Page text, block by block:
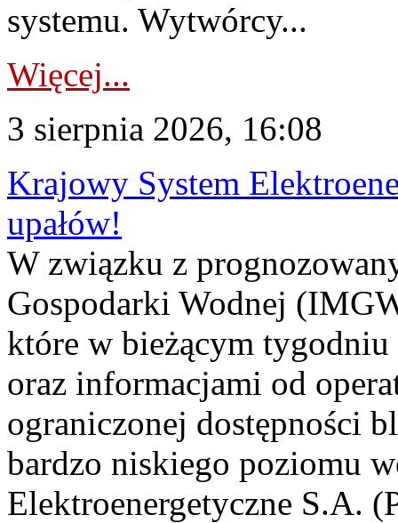
systemu. Wytwórcy...
Więcej...
3 sierpnia 2026, 16:08
Krajowy System
upałów!
W związku z
Gospodarki Wodnej
które w bieżącym tygodniu
oraz informacjami od
ograniczonej dostępności
bardzo niskiego poziomu
Elektroenergetyczne S.A.